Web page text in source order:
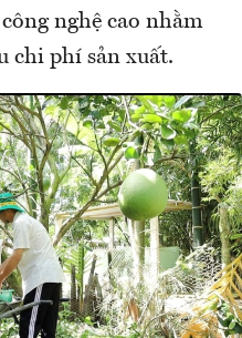
nghệ cao nhằm
chi phí sản xuất.